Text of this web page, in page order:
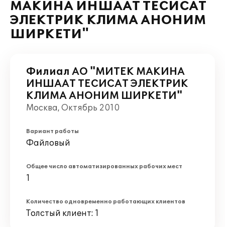
МАКИНА ИНШААТ ТЕСИСАТ
ЭЛЕКТРИК КЛИМА АНОНИМ
ШИРКЕТИ"
Филиал АО "МИТЕК МАКИНА
ИНШААТ ТЕСИСАТ ЭЛЕКТРИК
КЛИМА АНОНИМ ШИРКЕТИ"
Москва, Октябрь 2010
Вариант работы
Файловый
Общее число автоматизированных рабочих мест
1
Количество одновременно работающих клиентов
Толстый клиент: 1